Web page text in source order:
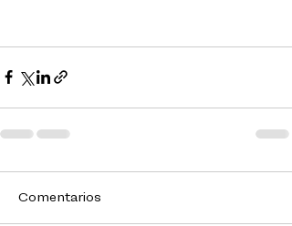
Comentarios